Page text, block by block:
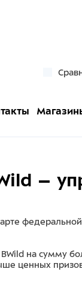
–
на сумму
ценных